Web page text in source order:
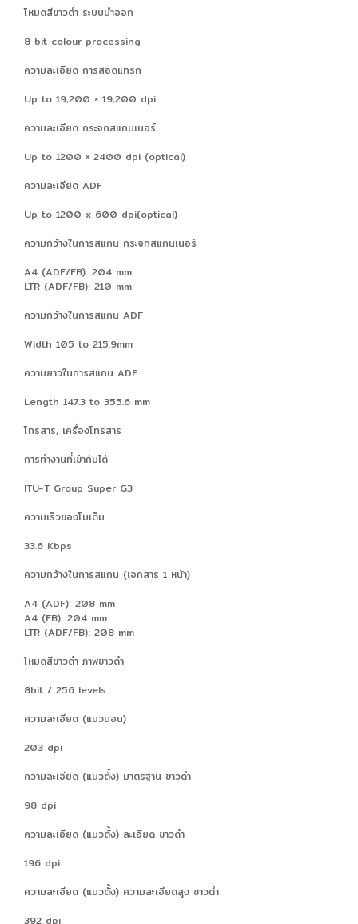
โหมดสีขาวดำ ระบบนำออก
8 bit colour processing
ความละเอียด การสอดแทรก
Up to 19,200 × 19,200 dpi
ความละเอียด กระจกสแกนเนอร์
Up to 1200 × 2400 dpi (optical)
ความละเอียด ADF
Up to 1200 x 600 dpi(optical)
ความกว้างในการสแกน กระจกสแกนเนอร์
A4 (ADF/FB): 204 mm
LTR (ADF/FB): 210 mm
ความกว้างในการสแกน ADF
Width 105 to 215.9mm
ความยาวในการสแกน ADF
Length 147.3 to 355.6 mm
โทรสาร, เครื่องโทรสาร
การทำงานที่เข้ากันได้
ITU-T Group Super G3
ความเร็วของโมเด็ม
33.6 Kbps
ความกว้างในการสแกน (เอกสาร 1 หน้า)
A4 (ADF): 208 mm
A4 (FB): 204 mm
LTR (ADF/FB): 208 mm
โหมดสีขาวดำ ภาพขาวดำ
8bit / 256 levels
ความละเอียด (แนวนอน)
203 dpi
ความละเอียด (แนวตั้ง) มาตรฐาน ขาวดำ
98 dpi
ความละเอียด (แนวตั้ง) ละเอียด ขาวดำ
196 dpi
ความละเอียด (แนวตั้ง) ความละเอียดสูง ขาวดำ
392 dpi